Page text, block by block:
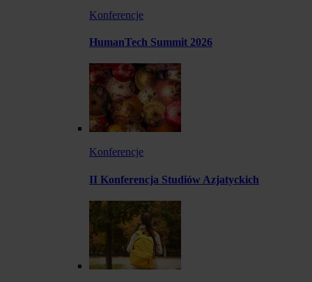
Konferencje
HumanTech Summit 2026
Konferencje
II Konferencja Studiów Azjatyckich